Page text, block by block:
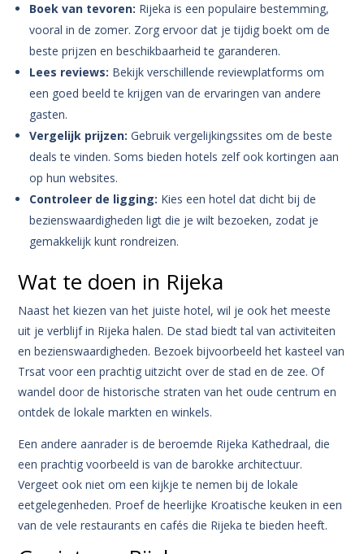
Boek van tevoren: Rijeka is een populaire bestemming,
vooral in de zomer. Zorg ervoor dat je tijdig boekt om de
beste prijzen en beschikbaarheid te garanderen.
Lees reviews: Bekijk verschillende reviewplatforms om
een goed beeld te krijgen van de ervaringen van andere
gasten.
Vergelijk prijzen: Gebruik vergelijkingssites om de beste
deals te vinden. Soms bieden hotels zelf ook kortingen aan
op hun websites.
Controleer de ligging: Kies een hotel dat dicht bij de
bezienswaardigheden ligt die je wilt bezoeken, zodat je
gemakkelijk kunt rondreizen.
Wat te doen in Rijeka
Naast het kiezen van het juiste hotel, wil je ook het meeste
uit je verblijf in Rijeka halen. De stad biedt tal van activiteiten
en bezienswaardigheden. Bezoek bijvoorbeeld het kasteel van
Trsat voor een prachtig uitzicht over de stad en de zee. Of
wandel door de historische straten van het oude centrum en
ontdek de lokale markten en winkels.
Een andere aanrader is de beroemde Rijeka Kathedraal, die
een prachtig voorbeeld is van de barokke architectuur.
Vergeet ook niet om een kijkje te nemen bij de lokale
eetgelegenheden. Proef de heerlijke Kroatische keuken in een
van de vele restaurants en cafés die Rijeka te bieden heeft.